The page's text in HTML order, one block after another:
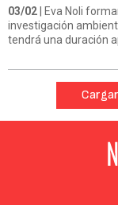
03/02 | Eva Noli
investigación
tendrá una duración